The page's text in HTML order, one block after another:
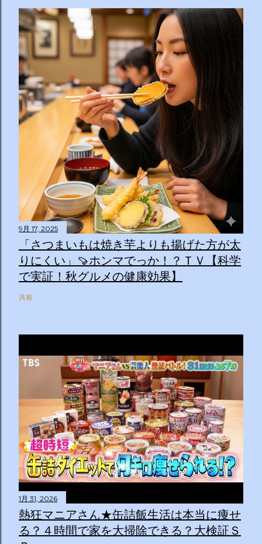
9月 17, 2025
「さつまいもは焼き芋よりも揚げた方が太
りにくい」🍠ホンマでっか！？ＴＶ【科学
で実証！秋グルメの健康効果】
共有
1月 31, 2026
熱狂マニアさん★缶詰飯生活は本当に痩せ
る？４時間で家を大掃除できる？大検証Ｓ